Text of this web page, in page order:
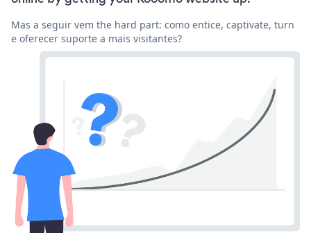
Mas a seguir vem the hard part: como entice, captivate, turn
e oferecer suporte a mais visitantes?